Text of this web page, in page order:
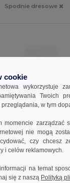
Spodnie dresowe
125,27 zł
cookie
wykorzystuje
Twoich
w tym
momencie
nie mogą
czy
i celów reklamowych.
na temat
się z naszą Polityką